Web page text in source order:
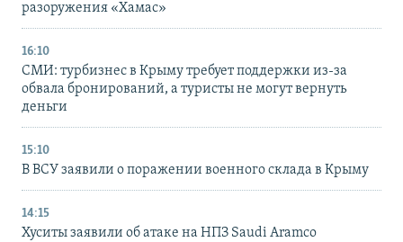
разоружения «Хамас»
16:10
СМИ: турбизнес в Крыму требует поддержки из-за
обвала бронирований, а туристы не могут вернуть
деньги
15:10
В ВСУ заявили о поражении военного склада в Крыму
14:15
Хуситы заявили об атаке на НПЗ Saudi Aramco